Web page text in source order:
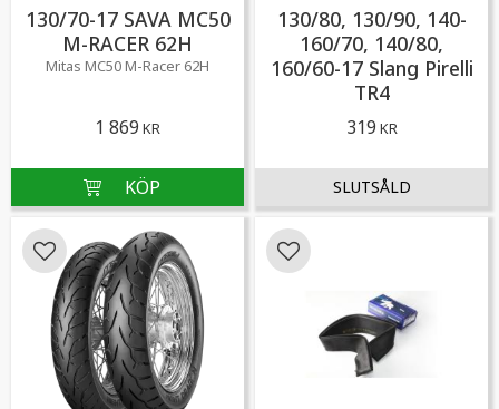
130/70-17 SAVA MC50
M-RACER 62H
Mitas MC50 M-Racer 62H
1 869 KR
130/80, 130/90, 140-
160/70, 140/80,
160/60-17 Slang Pirelli
TR4
319 KR
Lägg till i favoriter Lägg till i favoriter